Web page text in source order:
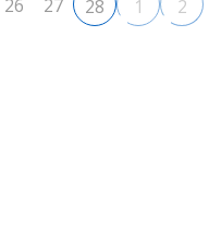
26 27 28 1 2